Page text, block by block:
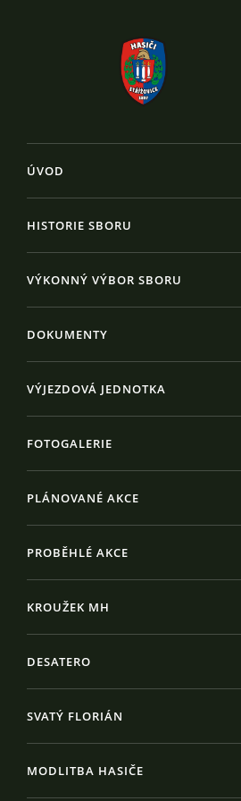
ÚVOD
HISTORIE SBORU
VÝKONNÝ VÝBOR SBORU
DOKUMENTY
VÝJEZDOVÁ JEDNOTKA
FOTOGALERIE
PLÁNOVANÉ AKCE
PROBĚHLÉ AKCE
KROUŽEK MH
DESATERO
SVATÝ FLORIÁN
MODLITBA HASIČE